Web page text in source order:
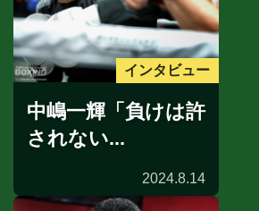
インタビュー
中嶋一輝「負けは許
されない...
2024.8.14